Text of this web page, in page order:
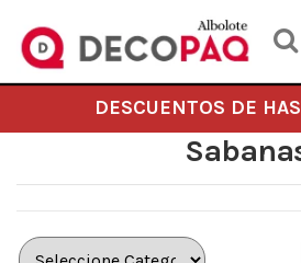
DESCUENTOS DE